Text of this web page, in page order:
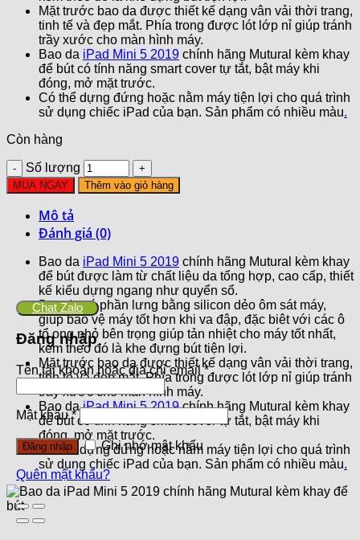
Mặt trước bao da được thiết kế dạng vân vải thời trang,
tinh tế và đẹp mắt. Phía trong được lót lớp nỉ giúp tránh
trầy xước cho màn hình máy.
Bao da iPad Mini 5 2019 chính hãng Mutural kèm khay
để bút có tính năng smart cover tự tắt, bật máy khi
đóng, mở mặt trước.
Có thể dựng đứng hoặc nằm máy tiện lợi cho quá trình
sử dụng chiếc iPad của bạn. Sản phẩm có nhiều màu.
Còn hàng
Số lượng
MUA NGAY Thêm vào giỏ hàng
Mô tả
Đánh giá (0)
Bao da iPad Mini 5 2019 chính hãng Mutural kèm khay
để bút được làm từ chất liệu da tổng hợp, cao cấp, thiết
kế kiểu dựng ngang như quyển sổ.
Bao da có phần lưng bằng silicon dẻo ôm sát máy,
giúp bảo vệ máy tốt hơn khi va đập, đặc biêt với các ô
tổ ong nhỏ bên trọng giúp tản nhiệt cho máy tốt nhất,
kèm theo đó là khe đựng bút tiện lợi.
Mặt trước bao da được thiết kế dạng vân vải thời trang,
tinh tế và đẹp mắt. Phía trong được lót lớp nỉ giúp tránh
trầy xước cho màn hình máy.
Bao daiPad Mini 5 2019chính hãng Mutural kèm khay
để bút có tính năng smart cover tự tắt, bật máy khi
đóng, mở mặt trước.
Có thể dựng đứng hoặc nằm máy tiện lợi cho quá trình
sử dụng chiếc iPad của bạn. Sản phẩm có nhiều màu.
Chat Zalo
Đăng nhập
Tên tài khoản hoặc địa chỉ email*
Mật khẩu*
Đăng nhập Ghi nhớ mật khẩu
Quên mật khẩu?